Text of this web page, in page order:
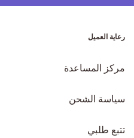
رعاية العميل
مركز المساعدة
سياسة الشحن
تتبع طلبي